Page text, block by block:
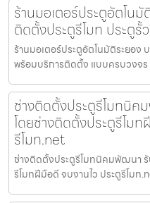
ร้านมอเตอร์ประตูอัตโนมั
ติดตั้งประตูรีโมท ประตูรั้
ร้านมอเตอร์ประตูอัตโนมัติระยอง
พร้อมบริการติดตั้ง แบบครบวงจร
ช่างติดตั้งประตูรีโมทนิ
โดยช่างติดตั้งประตูรีโม
รีโมท.net
ช่างติดตั้งประตูรีโมทนิคมพัฒนา
รีโมทฝีมือดี จบงานไว ประตูรีโมท